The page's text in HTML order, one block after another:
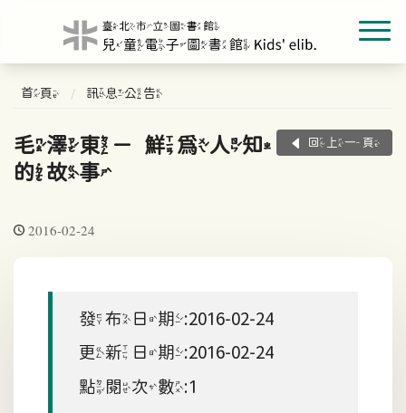
首頁 訊息公告
毛澤東－鮮為人知
的故事
回上一頁
2016-02-24
發布日期:2016-02-24
更新日期:2016-02-24
點閱次數:1